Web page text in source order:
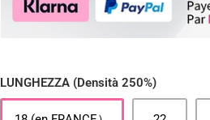
LUNGHEZZA (Densità 250%)